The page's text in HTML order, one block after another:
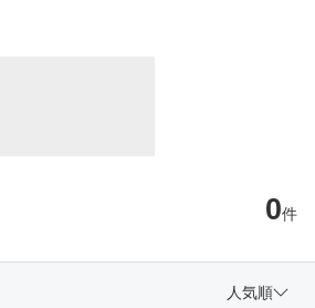
0件
人気順